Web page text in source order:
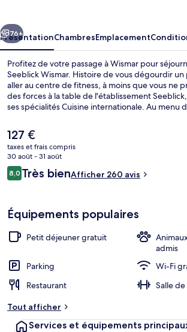
Suivant
76+
PrésentationChambresEmplacement
Profitez de votre passage à Wismar pour
Seeblick Wismar. Histoire de vous dégourdir un
aller au centre de fitness, à moins que vous ne
des forces à la table de l'établissement
ses spécialités Cuisine internationale. Au menu
Le
prix
actuel
est
de
127 €
taxes et frais compris
30 août - 31 août
Avis
voyageurs
8,08,0 sur 10
Très bienAfficher 260 avis
Équipements populaires
Petit déjeuner gratuit
admis
Parking
Wi-Fi
Restaurant
Salle
Tout afficher
Services et équipements